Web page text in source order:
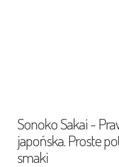
Sonoko Sakai -
japońska. Proste
smaki